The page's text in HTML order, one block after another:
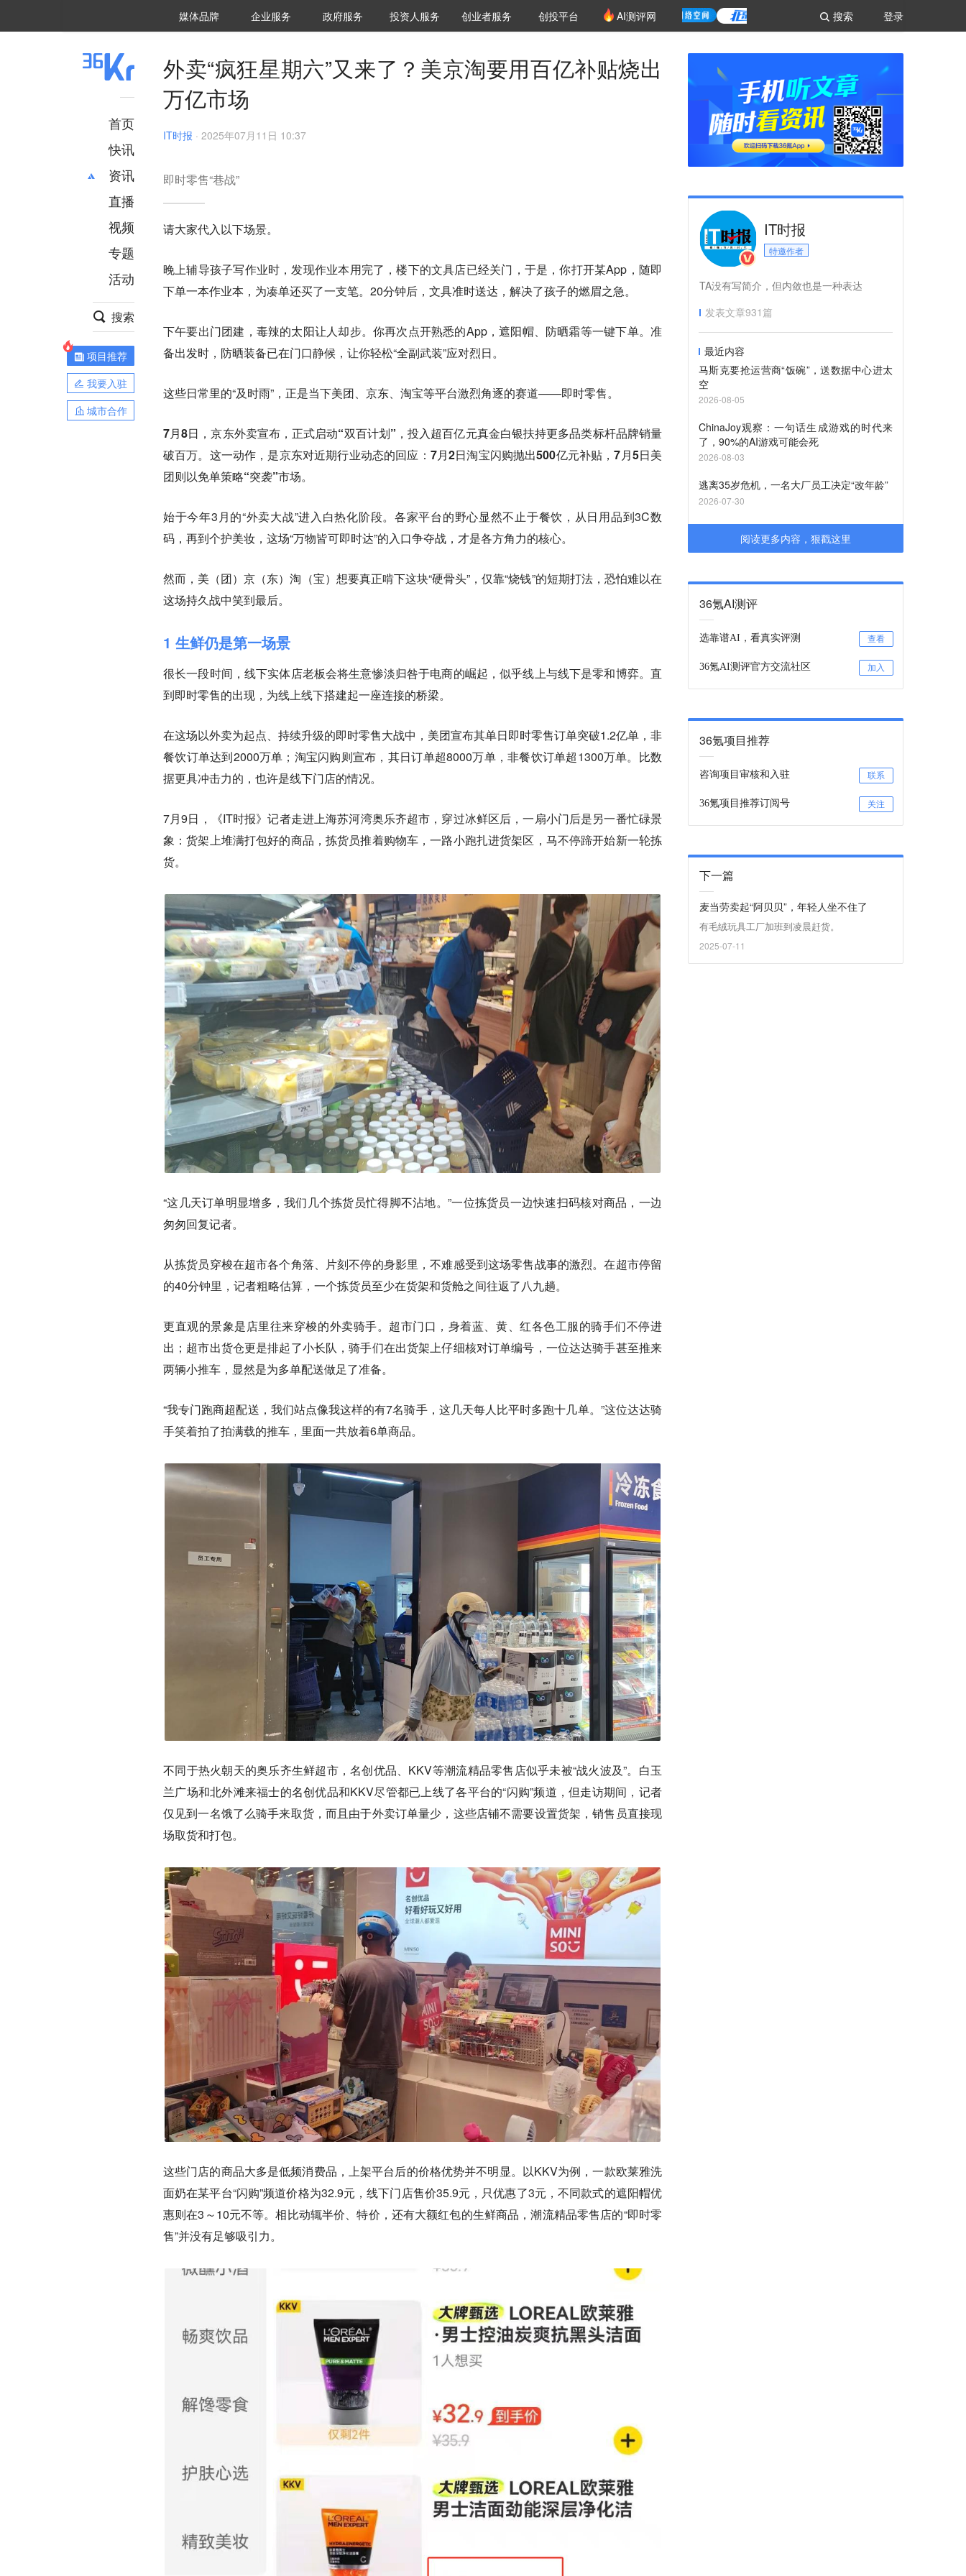
登录
搜索
媒体品牌 36Kr研究院
企业服务 城市之窗
政府服务 VClub投资机构库
投资机构职位推介
投资人服务 创投氪堂
创业者服务 创投平台 AI测评网
首页
快讯
资讯
推荐
财经
项目推荐
安徽
直播
视频
专题
活动
搜索
项目推荐
我要入驻
城市合作
外卖“疯狂星期六”又来了？美京淘要用百亿补贴烧出
万亿市场
IT时报 · 2025年07月11日 10:37
即时零售“巷战”
请大家代入以下场景。
晚上辅导孩子写作业时，发现作业本用完了，楼下的文具店已经关门，于是，你打开某App，随即
下单一本作业本，为凑单还买了一支笔。20分钟后，文具准时送达，解决了孩子的燃眉之急。
下午要出门团建，毒辣的太阳让人却步。你再次点开熟悉的App，遮阳帽、防晒霜等一键下单。准
备出发时，防晒装备已在门口静候，让你轻松“全副武装”应对烈日。
这些日常里的“及时雨”，正是当下美团、京东、淘宝等平台激烈角逐的赛道——即时零售。
7月8日，京东外卖宣布，正式启动“双百计划”，投入超百亿元真金白银扶持更多品类标杆品牌销量
破百万。这一动作，是京东对近期行业动态的回应：7月2日淘宝闪购抛出500亿元补贴，7月5日美
团则以免单策略“突袭”市场。
始于今年3月的“外卖大战”进入白热化阶段。各家平台的野心显然不止于餐饮，从日用品到3C数
码，再到个护美妆，这场“万物皆可即时达”的入口争夺战，才是各方角力的核心。
然而，美（团）京（东）淘（宝）想要真正啃下这块“硬骨头”，仅靠“烧钱”的短期打法，恐怕难以在
这场持久战中笑到最后。
1 生鲜仍是第一场景
很长一段时间，线下实体店老板会将生意惨淡归咎于电商的崛起，似乎线上与线下是零和博弈。直
到即时零售的出现，为线上线下搭建起一座连接的桥梁。
在这场以外卖为起点、持续升级的即时零售大战中，美团宣布其单日即时零售订单突破1.2亿单，非
餐饮订单达到2000万单；淘宝闪购则宣布，其日订单超8000万单，非餐饮订单超1300万单。比数
据更具冲击力的，也许是线下门店的情况。
7月9日，《IT时报》记者走进上海苏河湾奥乐齐超市，穿过冰鲜区后，一扇小门后是另一番忙碌景
象：货架上堆满打包好的商品，拣货员推着购物车，一路小跑扎进货架区，马不停蹄开始新一轮拣
货。
“这几天订单明显增多，我们几个拣货员忙得脚不沾地。”一位拣货员一边快速扫码核对商品，一边
匆匆回复记者。
从拣货员穿梭在超市各个角落、片刻不停的身影里，不难感受到这场零售战事的激烈。在超市停留
的40分钟里，记者粗略估算，一个拣货员至少在货架和货舱之间往返了八九趟。
更直观的景象是店里往来穿梭的外卖骑手。超市门口，身着蓝、黄、红各色工服的骑手们不停进
出；超市出货仓更是排起了小长队，骑手们在出货架上仔细核对订单编号，一位达达骑手甚至推来
两辆小推车，显然是为多单配送做足了准备。
“我专门跑商超配送，我们站点像我这样的有7名骑手，这几天每人比平时多跑十几单。”这位达达骑
手笑着拍了拍满载的推车，里面一共放着6单商品。
不同于热火朝天的奥乐齐生鲜超市，名创优品、KKV等潮流精品零售店似乎未被“战火波及”。白玉
兰广场和北外滩来福士的名创优品和KKV尽管都已上线了各平台的“闪购”频道，但走访期间，记者
仅见到一名饿了么骑手来取货，而且由于外卖订单量少，这些店铺不需要设置货架，销售员直接现
场取货和打包。
这些门店的商品大多是低频消费品，上架平台后的价格优势并不明显。以KKV为例，一款欧莱雅洗
面奶在某平台“闪购”频道价格为32.9元，线下门店售价35.9元，只优惠了3元，不同款式的遮阳帽优
惠则在3～10元不等。相比动辄半价、特价，还有大额红包的生鲜商品，潮流精品零售店的“即时零
售”并没有足够吸引力。
IT时报
特邀作者
TA没有写简介，但内敛也是一种表达
发表文章931篇
最近内容
马斯克要抢运营商“饭碗”，送数据中心进太
空
2026-08-05
ChinaJoy观察：一句话生成游戏的时代来
了，90%的AI游戏可能会死
2026-08-03
逃离35岁危机，一名大厂员工决定“改年龄”
2026-07-30
阅读更多内容，狠戳这里
36氪AI测评
选靠谱AI，看真实评测 查看
36氪AI测评官方交流社区 加入
36氪项目推荐
咨询项目审核和入驻 联系
36氪项目推荐订阅号 关注
下一篇
麦当劳卖起“阿贝贝”，年轻人坐不住了
有毛绒玩具工厂加班到凌晨赶货。
2025-07-11